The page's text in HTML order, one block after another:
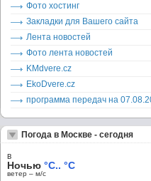
Фото хостинг
Закладки для Вашего сайта
Лента новостей
Фото лента новостей
KMdvere.cz
EkoDvere.cz
программа передач на
Погода в Москве - сегодня
в
Ночью °C.. °C
ветер – м/c